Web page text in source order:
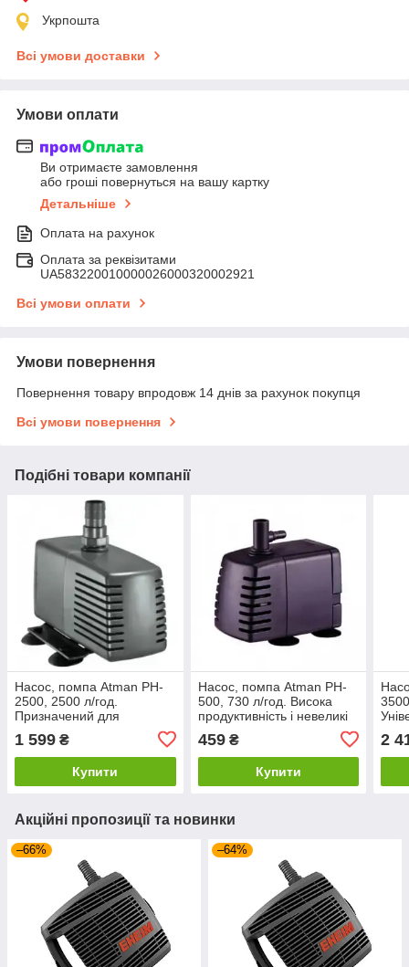
Укрпошта
Всі умови доставки
Умови оплати
Ви отримаєте замовлення
або гроші повернуться на вашу картку
Детальніше
Оплата на рахунок
Оплата за реквізитами
UA583220010000026000320002921
Всі умови оплати
Умови повернення
Повернення товару впродовж 14 днів за рахунок покупця
Всі умови повернення
Подібні товари компанії
Насос, помпа Atman PH-
2500, 2500 л/год.
Призначений для
подавання та фільтрації
води акваріумах
1 599 ₴
Купити
Насос, помпа Atman PH-
500, 730 л/год. Висока
продуктивність і невеликі
459₴
Купити
води
2
Акційні пропозиції та новинки
–66% –64%